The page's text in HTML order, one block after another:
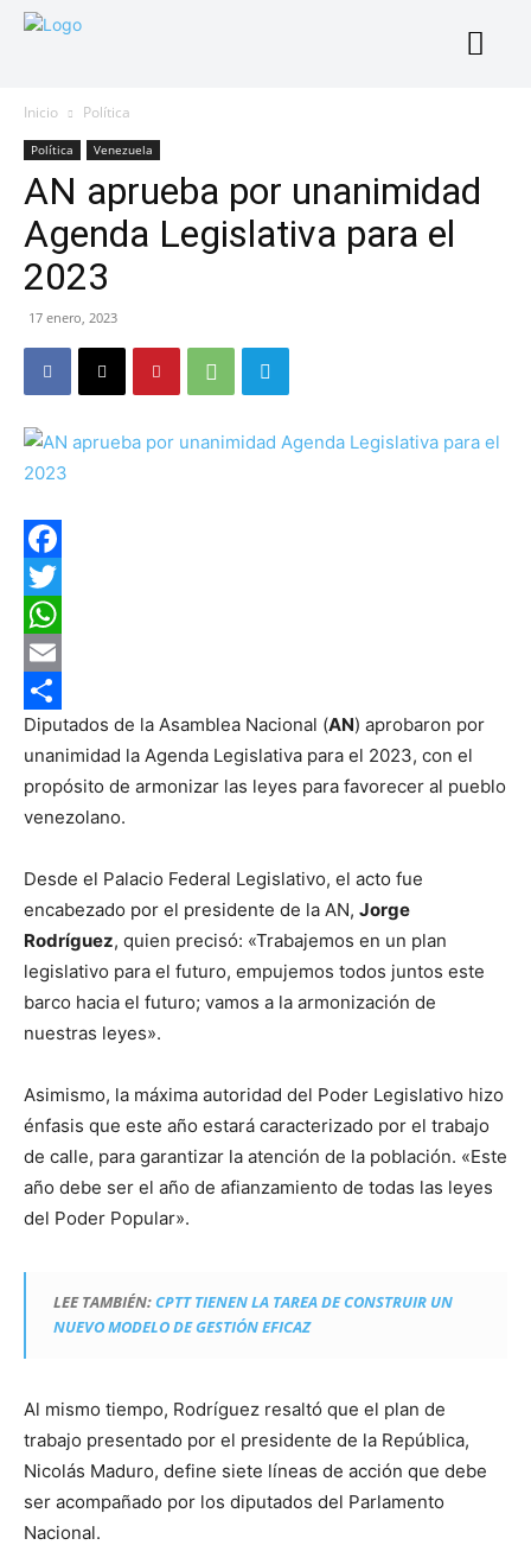
Inicio Política
Política Venezuela
AN aprueba por unanimidad
Agenda Legislativa para el
2023
17 enero, 2023
Facebook
Twitter
WhatsApp
Email
Compartir
Diputados de la Asamblea Nacional (AN) aprobaron por
unanimidad la Agenda Legislativa para el 2023, con el
propósito de armonizar las leyes para favorecer al pueblo
venezolano.
Desde el Palacio Federal Legislativo, el acto fue
encabezado por el presidente de la AN, Jorge
Rodríguez, quien precisó: «Trabajemos en un plan
legislativo para el futuro, empujemos todos juntos este
barco hacia el futuro; vamos a la armonización de
nuestras leyes».
Asimismo, la máxima autoridad del Poder Legislativo hizo
énfasis que este año estará caracterizado por el trabajo
de calle, para garantizar la atención de la población. «Este
año debe ser el año de afianzamiento de todas las leyes
del Poder Popular».
LEE TAMBIÉN:CPTT TIENEN LA TAREA DE CONSTRUIR UN
NUEVO MODELO DE GESTIÓN EFICAZ
Al mismo tiempo, Rodríguez resaltó que el plan de
trabajo presentado por el presidente de la República,
Nicolás Maduro, define siete líneas de acción que debe
ser acompañado por los diputados del Parlamento
Nacional.